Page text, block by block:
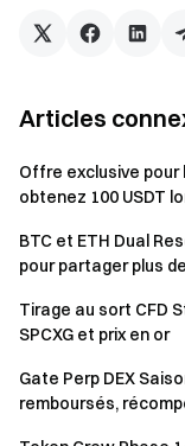
Articles
Offre exclusive pour
obtenez 100 USDT
BTC et ETH Dual
pour partager plus
Tirage au sort CFD
SPCXG et prix en or
Gate Perp DEX
remboursés,